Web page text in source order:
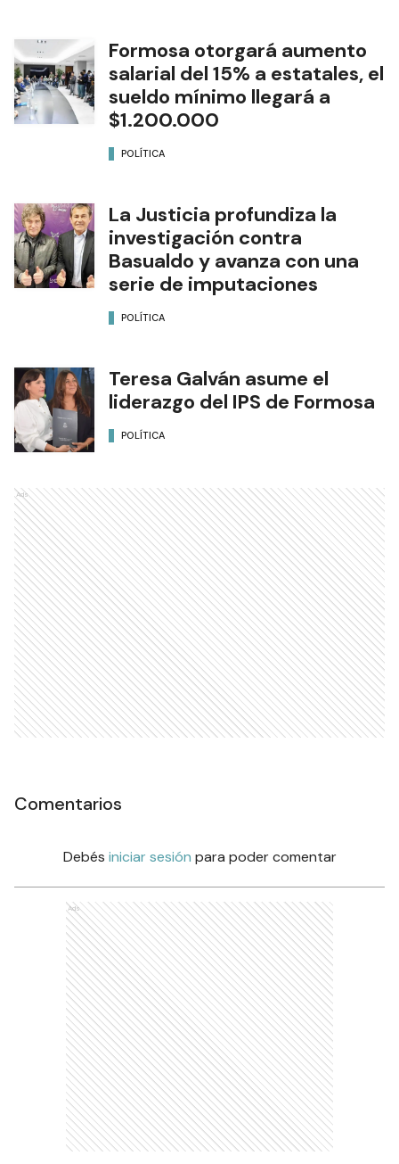
Formosa otorgará aumento
salarial del 15% a estatales, el
sueldo mínimo llegará a
$1.200.000
POLÍTICA
La Justicia profundiza la
investigación contra
Basualdo y avanza con una
serie de imputaciones
POLÍTICA
Teresa Galván asume el
liderazgo del IPS de Formosa
POLÍTICA
Ads
Comentarios
Debés iniciar sesión para poder comentar
Ads